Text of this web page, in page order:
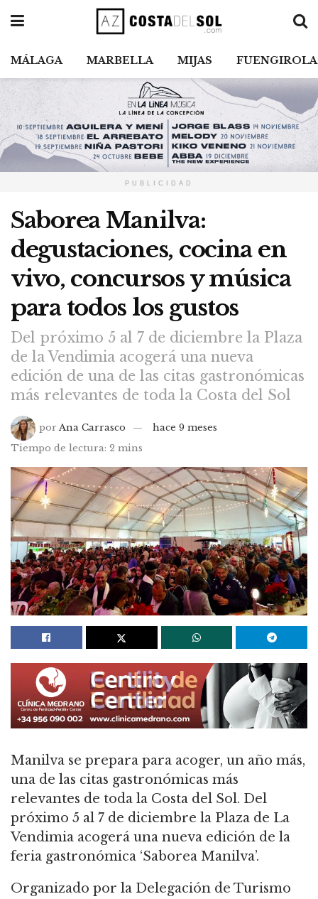
MÁLAGA MARBELLA MIJAS FUENGIROLA
PUBLICIDAD
Saborea Manilva:
degustaciones, cocina en
vivo, concursos y música
para todos los gustos
Del próximo 5 al 7 de diciembre la Plaza
de la Vendimia acogerá una nueva
edición de una de las citas gastronómicas
más relevantes de toda la Costa del Sol
por Ana Carrasco
hace 9 meses
Tiempo de lectura: 2 mins
Manilva se prepara para acoger, un año más,
una de las citas gastronómicas más
relevantes de toda la Costa del Sol. Del
próximo 5 al 7 de diciembre la Plaza de La
Vendimia acogerá una nueva edición de la
feria gastronómica ‘Saborea Manilva’.
Organizado por la Delegación de Turismo